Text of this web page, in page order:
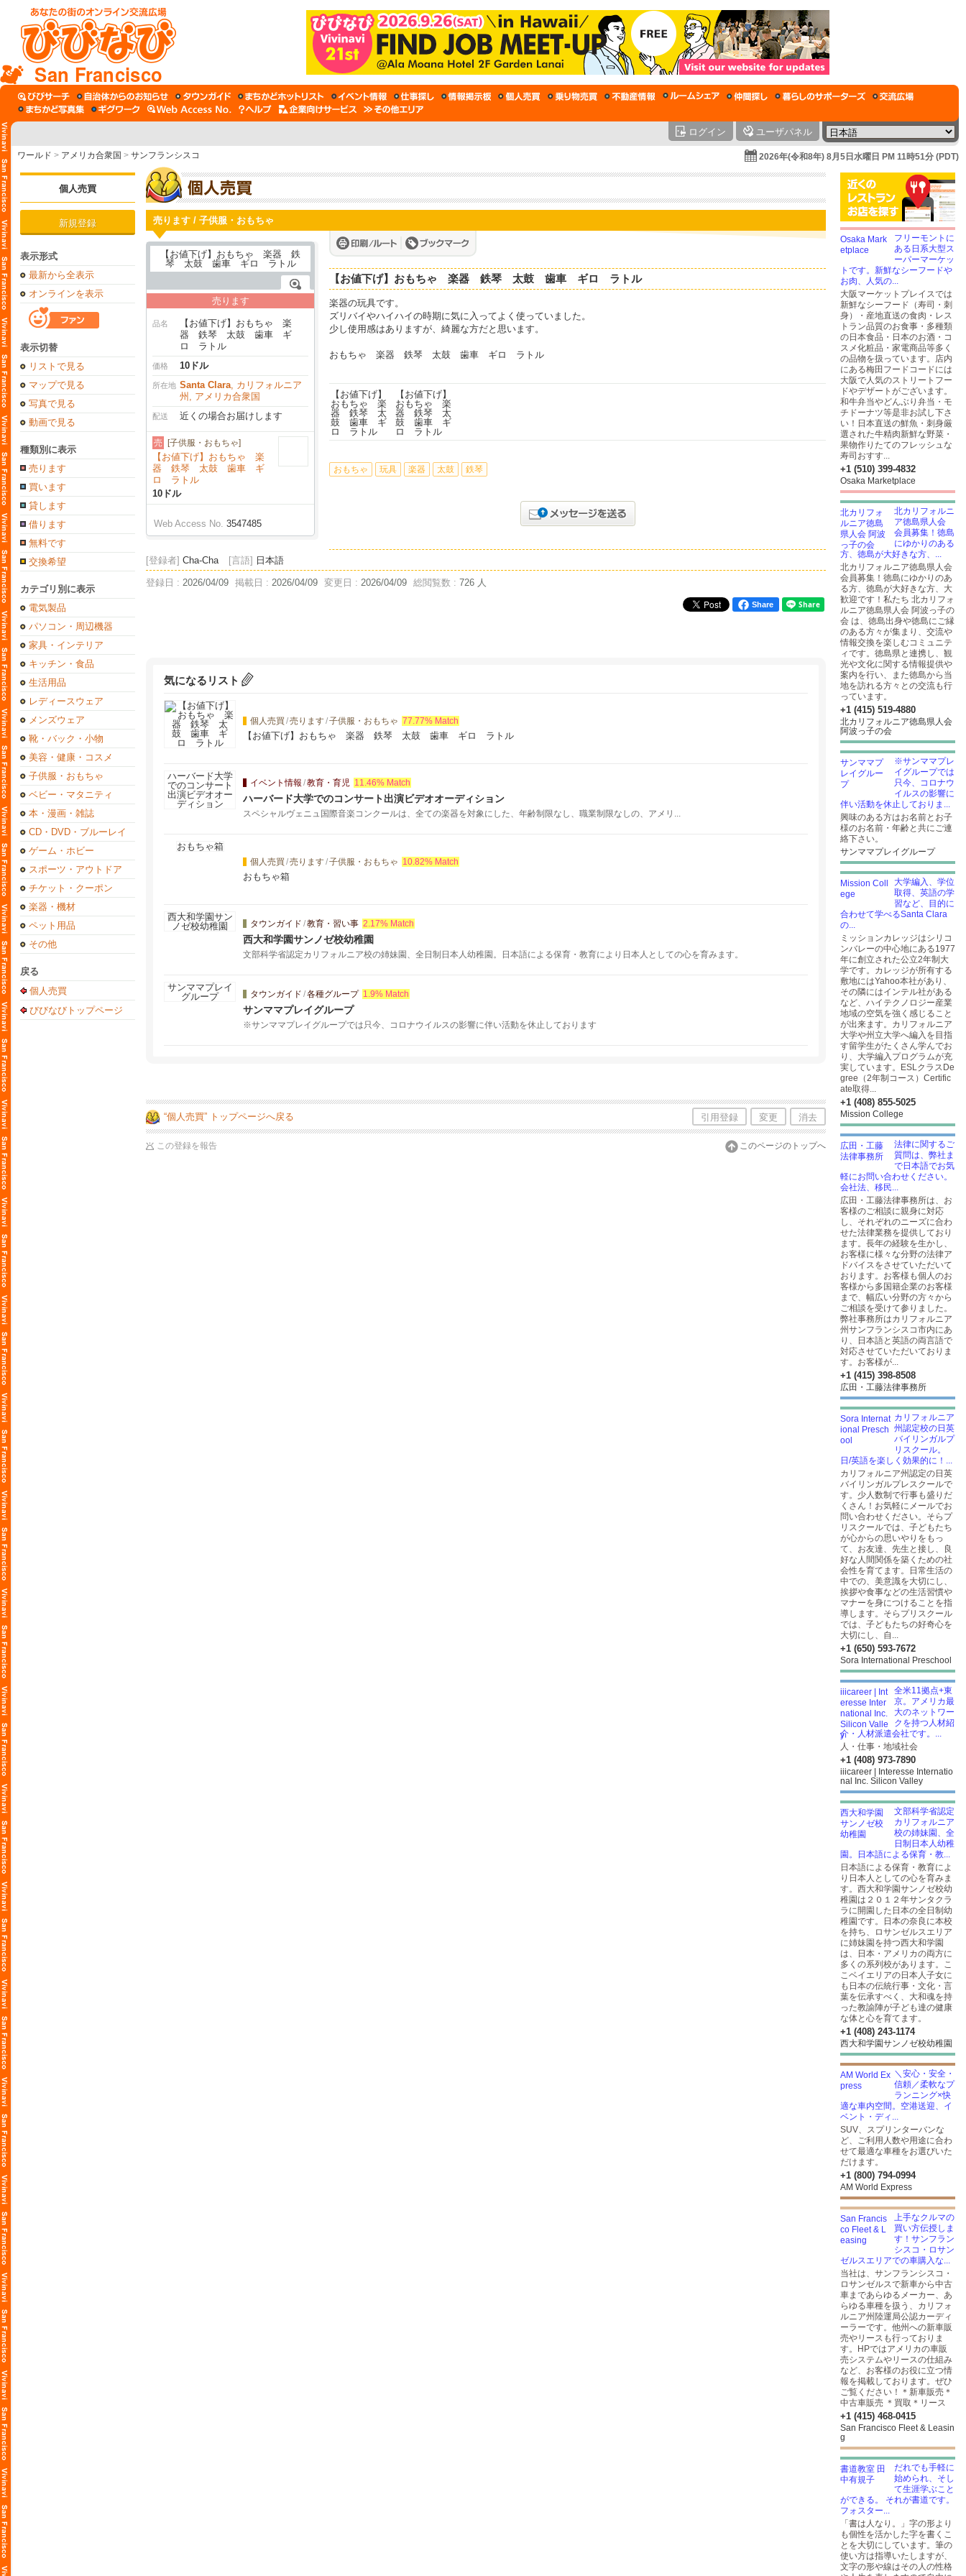
San Francisco
ログイン ユーザパネル
ワールド > アメリカ合衆国 > サンフランシスコ 2026年(令和8年) 8月5日水曜日 PM 11時51分 (PDT)
個人売買
新規登録
表示形式
最新から全表示
オンラインを表示
表示切替
リストで見る
マップで見る
写真で見る
動画で見る
種類別に表示
売ります
買います
貸します
借ります
無料です
交換希望
カテゴリ別に表示
電気製品
パソコン・周辺機器
家具・インテリア
キッチン・食品
生活用品
レディースウェア
メンズウェア
靴・バック・小物
美容・健康・コスメ
子供服・おもちゃ
ベビー・マタニティ
本・漫画・雑誌
CD・DVD・ブルーレイ
ゲーム・ホビー
スポーツ・アウトドア
チケット・クーポン
楽器・機材
ペット用品
その他
戻る
個人売買
びびなびトップページ
売ります / 子供服・おもちゃ
売ります
品名
【お値下げ】おもちゃ 楽
器 鉄琴 太鼓 歯車 ギ
ロ ラトル
価格 10ドル
所在地 Santa Clara, カリフォルニア
州, アメリカ合衆国
配送 近くの場合お届けします
売 [子供服・おもちゃ]
【お値下げ】おもちゃ 楽
器 鉄琴 太鼓 歯車 ギ
ロ ラトル
10ドル
Web Access No. 3547485
【お値下げ】おもちゃ 楽器 鉄琴 太鼓 歯車 ギロ ラトル
楽器の玩具です。
ズリバイやハイハイの時期に気に入ってよく使っていました。
少し使用感はありますが、綺麗な方だと思います。
おもちゃ 楽器 鉄琴 太鼓 歯車 ギロ ラトル
おもちゃ 玩具 楽器 太鼓 鉄琴
[登録者] Cha-Cha [言語] 日本語
登録日 : 2026/04/09 掲載日 : 2026/04/09 変更日 : 2026/04/09 総閲覧数 : 726 人
Share
気になるリスト
個人売買 /売ります/子供服・おもちゃ 77.77% Match
【お値下げ】おもちゃ 楽器 鉄琴 太鼓 歯車 ギロ ラトル
イベント情報 /教育・育児 11.46% Match
ハーバード大学でのコンサート出演ビデオオーディション
スペシャルヴェニュ国際音楽コンクールは、全ての楽器を対象にした、年齢制限なし、職業制限なしの、アメリ...
個人売買 /売ります/子供服・おもちゃ 10.82% Match
おもちゃ箱
タウンガイド /教育・習い事 2.17% Match
西大和学園サンノゼ校幼稚園
文部科学省認定カリフォルニア校の姉妹園、全日制日本人幼稚園。日本語による保育・教育により日本人としての心を育みます。
タウンガイド /各種グループ 1.9% Match
サンママプレイグループ
※サンママプレイグループでは只今、コロナウイルスの影響に伴い活動を休止しております
“個人売買” トップページへ戻る 引用登録 変更 消去
この登録を報告 このページのトップへ
フリーモントに
ある日系大型ス
ーパーマーケッ
トです。新鮮なシーフードや
お肉、人気の...
大阪マーケットプレイスでは
新鮮なシーフード（寿司・刺
身）・産地直送の食肉・レス
トラン品質のお食事・多種類
の日本食品・日本のお酒・コ
スメ化粧品・家電商品等多く
の品物を扱っています。店内
にある梅田フードコードには
大阪で人気のストリートフー
ドやデザートがございます。
和牛弁当やどんぶり弁当・モ
チドーナツ等是非お試し下さ
い！日本直送の鮮魚・刺身厳
選された牛精肉新鮮な野菜・
果物作りたてのフレッシュな
寿司おすす...
+1 (510) 399-4832
Osaka Marketplace
北カリフォルニ
ア徳島県人会
会員募集！徳島
にゆかりのある
方、徳島が大好きな方、...
北カリフォルニア徳島県人会
会員募集！徳島にゆかりのあ
る方、徳島が大好きな方、大
歓迎です！私たち 北カリフォ
ルニア徳島県人会 阿波っ子の
会 は、徳島出身や徳島にご縁
のある方々が集まり、交流や
情報交換を楽しむコミュニテ
ィです。徳島県と連携し、観
光や文化に関する情報提供や
案内を行い、また徳島から当
地を訪れる方々との交流も行
っています。
+1 (415) 519-4880
北カリフォルニア徳島県人会
阿波っ子の会
※サンママプレ
イグループでは
只今、コロナウ
イルスの影響に
伴い活動を休止しておりま...
興味のある方はお名前とお子
様のお名前・年齢と共にご連
絡下さい。
サンママプレイグループ
大学編入、学位
取得、英語の学
習など、目的に
合わせて学べるSanta Clara
の...
ミッションカレッジはシリコ
ンバレーの中心地にある1977
年に創立された公立2年制大
学です。カレッジが所有する
敷地にはYahoo本社があり、
その隣にはインテル社がある
など、ハイテクノロジー産業
地域の空気を強く感じること
が出来ます。カリフォルニア
大学や州立大学へ編入を目指
す留学生がたくさん学んでお
り、大学編入プログラムが充
実しています。ESLクラスDe
gree（2年制コース）Certific
ate取得...
+1 (408) 855-5025
Mission College
法律に関するご
質問は、弊社ま
で日本語でお気
軽にお問い合わせください。
会社法、移民...
広田・工藤法律事務所は、お
客様のご相談に親身に対応
し、それぞれのニーズに合わ
せた法律業務を提供しており
ます。長年の経験を生かし、
お客様に様々な分野の法律ア
ドバイスをさせていただいて
おります。お客様も個人のお
客様から多国籍企業のお客様
まで、幅広い分野の方々から
ご相談を受けて参りました。
弊社事務所はカリフォルニア
州サンフランシスコ市内にあ
り、日本語と英語の両言語で
対応させていただいておりま
す。お客様が...
+1 (415) 398-8508
広田・工藤法律事務所
カリフォルニア
州認定校の日英
バイリンガルプ
リスクール。
日/英語を楽しく効果的に！...
カリフォルニア州認定の日英
バイリンガルプレスクールで
す。少人数制で行事も盛りだ
くさん！お気軽にメールでお
問い合わせください。そらプ
リスクールでは、子どもたち
が心からの思いやりをもっ
て、お友達、先生と接し、良
好な人間関係を築くための社
会性を育てます。日常生活の
中での、美意識を大切にし、
挨拶や食事などの生活習慣や
マナーを身につけることを指
導します。そらプリスクール
では、子どもたちの好奇心を
大切にし、自...
+1 (650) 593-7672
Sora International Preschool
全米11拠点+東
京。アメリカ最
大のネットワー
クを持つ人材紹
介・人材派遣会社です。...
人・仕事・地域社会
+1 (408) 973-7890
iiicareer | Interesse Internatio
nal Inc. Silicon Valley
文部科学省認定
カリフォルニア
校の姉妹園、全
日制日本人幼稚
園。日本語による保育・教...
日本語による保育・教育によ
り日本人としての心を育みま
す。西大和学園サンノゼ校幼
稚園は２０１２年サンタクラ
ラに開園した日本の全日制幼
稚園です。日本の奈良に本校
を持ち、ロサンゼルスエリア
に姉妹園を持つ西大和学園
は、日本・アメリカの両方に
多くの系列校があります。こ
こベイエリアの日本人子女に
も日本の伝統行事・文化・言
葉を伝承すべく、大和魂を持
った教諭陣が子ども達の健康
な体と心を育てます。
+1 (408) 243-1174
西大和学園サンノゼ校幼稚園
＼安心・安全・
信頼／柔軟なプ
ランニング×快
適な車内空間。空港送迎、イ
ベント・ディ...
SUV、スプリンターバンな
ど、ご利用人数や用途に合わ
せて最適な車種をお選びいた
だけます。
+1 (800) 794-0994
AM World Express
上手なクルマの
買い方伝授しま
す！サンフラン
シスコ・ロサン
ゼルスエリアでの車購入な...
当社は、サンフランシスコ・
ロサンゼルスで新車から中古
車まであらゆるメーカー、あ
らゆる車種を扱う、カリフォ
ルニア州陸運局公認カーディ
ーラーです。他州への新車販
売やリースも行っておりま
す。HPではアメリカの車販
売システムやリースの仕組み
など、お客様のお役に立つ情
報を掲載しております。ぜひ
ご覧ください！＊新車販売＊
中古車販売 ＊買取＊リース
+1 (415) 468-0415
San Francisco Fleet & Leasin
g
だれでも手軽に
始められ、そし
て生涯学ぶこと
ができる。 それが書道です。
フォスター...
「書は人なり。」字の形より
も個性を活かした字を書くこ
とを大切にしています。筆の
使い方は指導いたしますが、
文字の形や線はその人の性格